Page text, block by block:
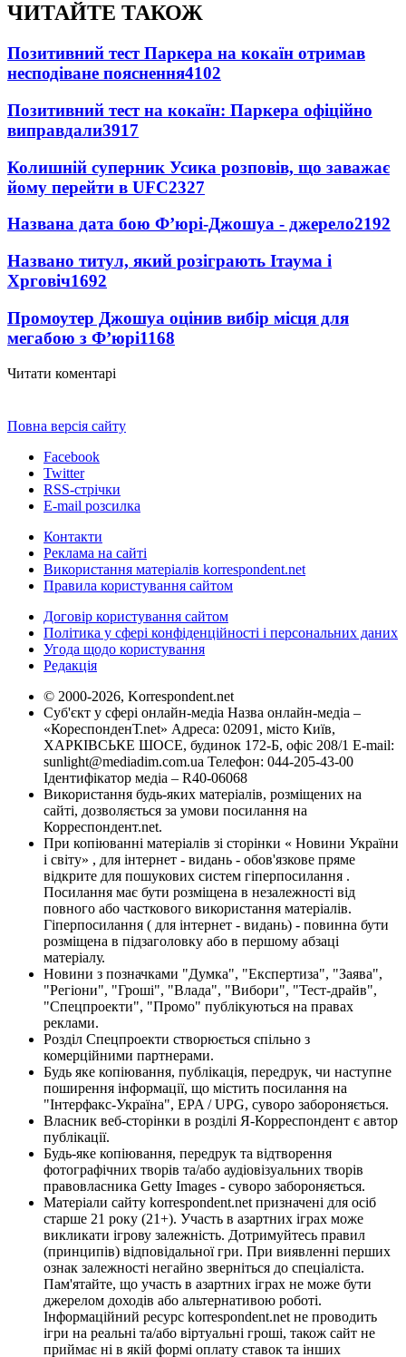
ЧИТАЙТЕ ТАКОЖ
Позитивний тест Паркера на кокаїн отримав
несподіване пояснення4102
Позитивний тест на кокаїн: Паркера офіційно
виправдали3917
Колишній суперник Усика розповів, що заважає
йому перейти в UFC2327
Названа дата бою Ф’юрі-Джошуа - джерело2192
Названо титул, який розіграють Ітаума і
Хрговіч1692
Промоутер Джошуа оцінив вибір місця для
мегабою з Ф’юрі1168
Читати коментарі
Повна версія сайту
Facebook
Twitter
RSS-стрічки
E-mail розсилка
Контакти
Реклама на сайті
Використання матеріалів korrespondent.net
Правила користування сайтом
Договір користування сайтом
Політика у сфері конфіденційності і персональних даних
Угода щодо користування
Редакція
© 2000-2026, Korrespondent.net
Суб'єкт у сфері онлайн-медіа Назва онлайн-медіа –
«КореспонденТ.net» Адреса: 02091, місто Київ,
ХАРКІВСЬКЕ ШОСЕ, будинок 172-Б, офіс 208/1 E-mail:
sunlight@mediadim.com.ua Телефон: 044-205-43-00
Ідентифікатор медіа – R40-06068
Використання будь-яких матеріалів, розміщених на
сайті, дозволяється за умови посилання на
Корреспондент.net.
При копіюванні матеріалів зі сторінки « Новини України
і світу» , для інтернет - видань - обов'язкове пряме
відкрите для пошукових систем гіперпосилання .
Посилання має бути розміщена в незалежності від
повного або часткового використання матеріалів.
Гіперпосилання ( для інтернет - видань) - повинна бути
розміщена в підзаголовку або в першому абзаці
матеріалу.
Новини з позначками "Думка", "Експертиза", "Заява",
"Регіони", "Гроші", "Влада", "Вибори", "Тест-драйв",
"Спецпроекти", "Промо" публікуються на правах
реклами.
Розділ Спецпроекти створюється спільно з
комерційними партнерами.
Будь яке копіювання, публікація, передрук, чи наступне
поширення інформації, що містить посилання на
"Інтерфакс-Україна", EPA / UPG, суворо забороняється.
Власник веб-сторінки в розділі Я-Корреспондент є автор
публікації.
Будь-яке копіювання, передрук та відтворення
фотографічних творів та/або аудіовізуальних творів
правовласника Getty Images - суворо забороняється.
Матеріали сайту korrespondent.net призначені для осіб
старше 21 року (21+). Участь в азартних іграх може
викликати ігрову залежність. Дотримуйтесь правил
(принципів) відповідальної гри. При виявленні перших
ознак залежності негайно зверніться до спеціаліста.
Пам'ятайте, що участь в азартних іграх не може бути
джерелом доходів або альтернативою роботі.
Інформаційний ресурс korrespondent.net не проводить
ігри на реальні та/або віртуальні гроші, також сайт не
приймає ні в якій формі оплату ставок та інших